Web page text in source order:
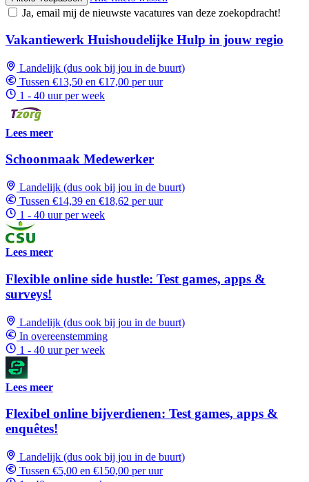
Ja, email mij de nieuwste vacatures van deze zoekopdracht!
Vakantiewerk Huishoudelijke Hulp in jouw regio
Landelijk (dus ook bij jou in de buurt)
Tussen €13,50 en €17,00 per uur
1 - 40 uur per week
Lees meer
Schoonmaak Medewerker
Landelijk (dus ook bij jou in de buurt)
Tussen €14,39 en €18,62 per uur
1 - 40 uur per week
Lees meer
Flexible online side hustle: Test games, apps &
surveys!
Landelijk (dus ook bij jou in de buurt)
In overeenstemming
1 - 40 uur per week
Lees meer
Flexibel online bijverdienen: Test games, apps &
enquêtes!
Landelijk (dus ook bij jou in de buurt)
Tussen €5,00 en €150,00 per uur